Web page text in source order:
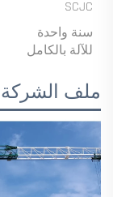
SCJC
سنة واحدة
للآلة بالكامل
ملف الشركة